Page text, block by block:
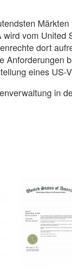
Märkten
vom United
dort
Anforderungen
eines US-
in